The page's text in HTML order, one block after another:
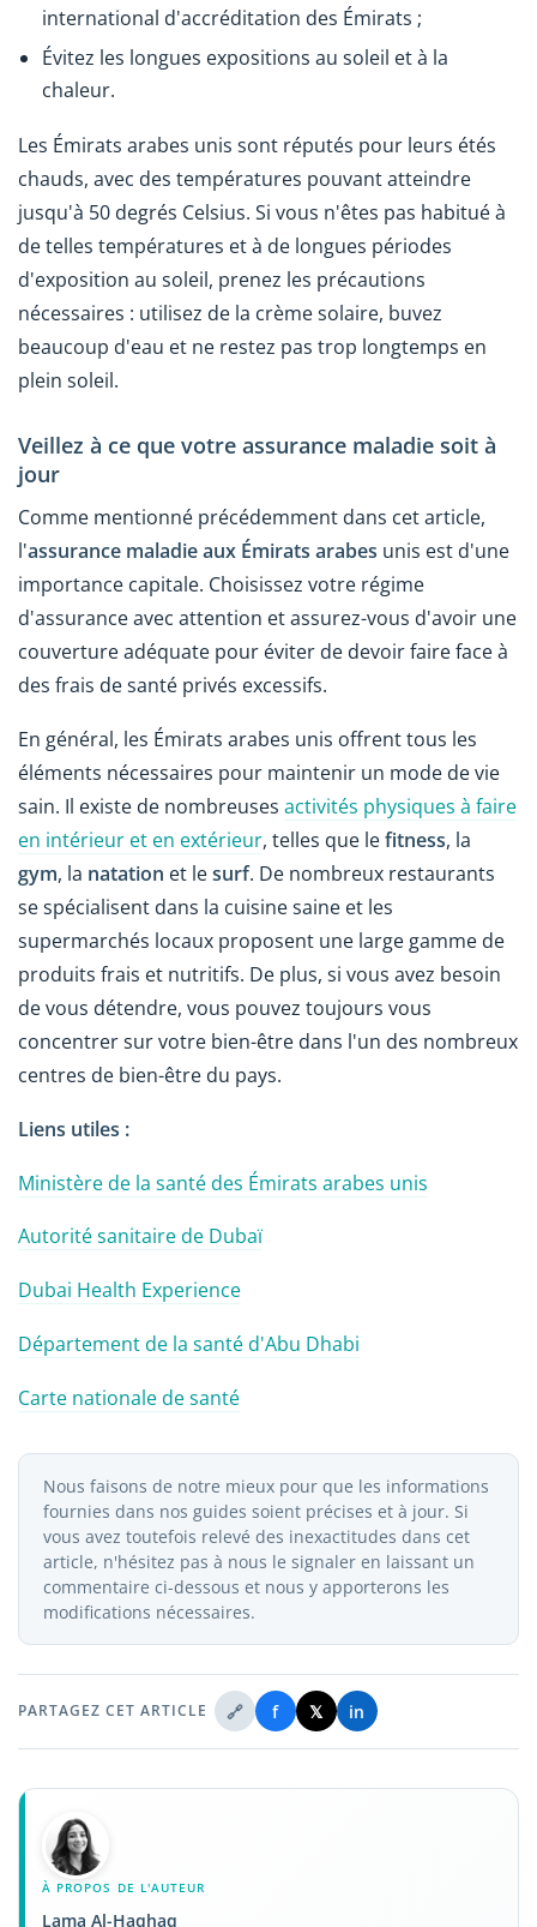
international d'accréditation des Émirats ;
Évitez les longues expositions au soleil et à la
chaleur.
Les Émirats arabes unis sont réputés pour leurs étés
chauds, avec des températures pouvant atteindre
jusqu'à 50 degrés Celsius. Si vous n'êtes pas habitué à
de telles températures et à de longues périodes
d'exposition au soleil, prenez les précautions
nécessaires : utilisez de la crème solaire, buvez
beaucoup d'eau et ne restez pas trop longtemps en
plein soleil.
Veillez à ce que votre assurance maladie soit à
jour
Comme mentionné précédemment dans cet article,
l'assurance maladie aux Émirats arabes unis est d'une
importance capitale. Choisissez votre régime
d'assurance avec attention et assurez-vous d'avoir une
couverture adéquate pour éviter de devoir faire face à
des frais de santé privés excessifs.
En général, les Émirats arabes unis offrent tous les
éléments nécessaires pour maintenir un mode de vie
sain. Il existe de nombreuses activités physiques à faire
en intérieur et en extérieur, telles que lefitness, la
gym, la natation et lesurf. De nombreux restaurants
se spécialisent dans la cuisine saine et les
supermarchés locaux proposent une large gamme de
produits frais et nutritifs. De plus, si vous avez besoin
de vous détendre, vous pouvez toujours vous
concentrer sur votre bien-être dans l'un des nombreux
centres de bien-être du pays.
Liens utiles :
Ministère de la santé des Émirats arabes unis
Autorité sanitaire de Dubaï
Dubai Health Experience
Département de la santé d'Abu Dhabi
Carte nationale de santé
Nous faisons de notre mieux pour que les informations
fournies dans nos guides soient précises et à jour. Si
vous avez toutefois relevé des inexactitudes dans cet
article, n'hésitez pas à nous le signaler en laissant un
commentaire ci-dessous et nous y apporterons les
modifications nécessaires.
PARTAGEZ CET ARTICLE 🔗 f 𝕏 in
À PROPOS DE L'AUTEUR
Lama Al-Haqhaq